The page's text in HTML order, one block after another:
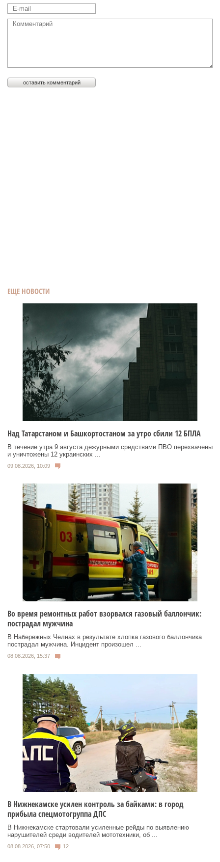
ЕЩЕ НОВОСТИ
Над Татарстаном и Башкортостаном за утро сбили 12 БПЛА
В течение утра 9 августа дежурными средствами ПВО перехвачены
и уничтожены 12 украинских ...
09.08.2026, 10:09
Во время ремонтных работ взорвался газовый баллончик:
пострадал мужчина
В Набережных Челнах в результате хлопка газового баллончика
пострадал мужчина. Инцидент произошел ...
08.08.2026, 15:37
В Нижнекамске усилен контроль за байками: в город
прибыла спецмотогруппа ДПС
В Нижнекамске стартовали усиленные рейды по выявлению
нарушителей среди водителей мототехники, об ...
08.08.2026, 07:50 12